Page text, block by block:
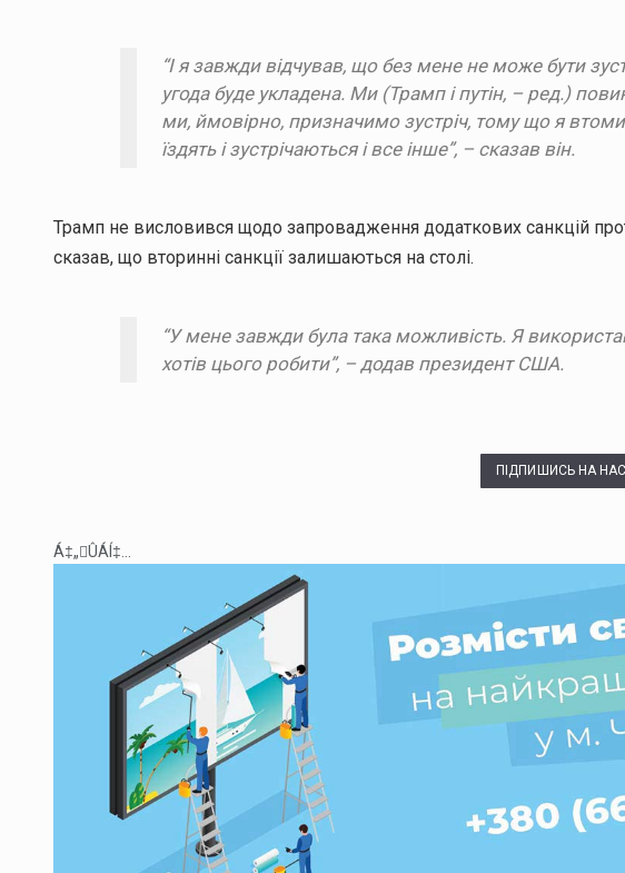
“І я завжди відчував, що без мене не може бути
угода буде укладена. Ми (Трамп і путін, – ред.)
ми, ймовірно, призначимо зустріч, тому що я
їздять і зустрічаються і все інше”, – сказав він.
Трамп не висловився щодо запровадження додаткових санкцій
сказав, що вторинні санкції залишаються на столі.
“У мене завжди була така можливість. Я
хотів цього робити”, – додав президент США.
ПІДПИШИСЬ НА
Á‡„ÛÁÍ‡...